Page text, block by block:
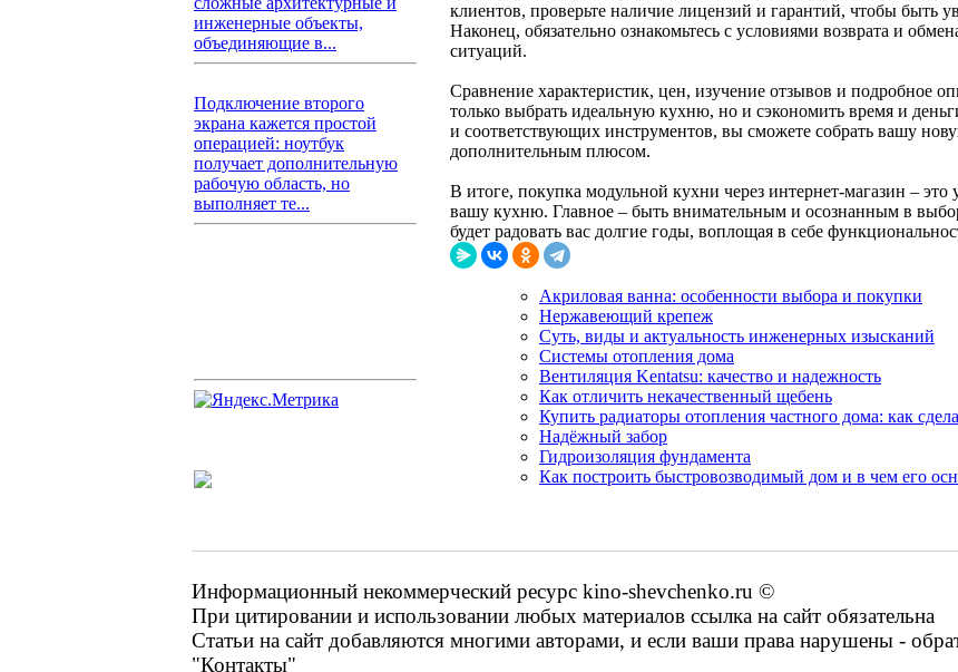
инженерные объекты,
объединяющие в...
Подключение второго
экрана кажется простой
операцией: ноутбук
получает дополнительную
рабочую область, но
выполняет те...
клиентов, проверьте наличие лицензий и гарантий, чтобы быть
Наконец, обязательно ознакомьтесь с условиями возврата и
ситуаций.
Сравнение характеристик, цен, изучение отзывов и подробное
только выбрать идеальную кухню, но и сэкономить время и
и соответствующих инструментов, вы сможете собрать вашу
дополнительным плюсом.
В итоге, покупка модульной кухни через интернет-магазин –
вашу кухню. Главное – быть внимательным и осознанным в
будет радовать вас долгие годы, воплощая в себе
Акриловая ванна: особенности выбора и покупки
Нержавеющий крепеж
Суть, виды и актуальность инженерных изысканий
Системы отопления дома
Вентиляция Kentatsu: качество и надежность
Как отличить некачественный щебень
Купить радиаторы отопления частного дома: как
Надёжный забор
Гидроизоляция фундамента
Как построить быстровозводимый дом и в чем его
Информационный некоммерческий ресурс kino-shevchenko.ru ©
При цитировании и использовании любых материалов ссылка на сайт обязательна
Статьи на сайт добавляются многими авторами, и если ваши права нарушены -
"Контакты"